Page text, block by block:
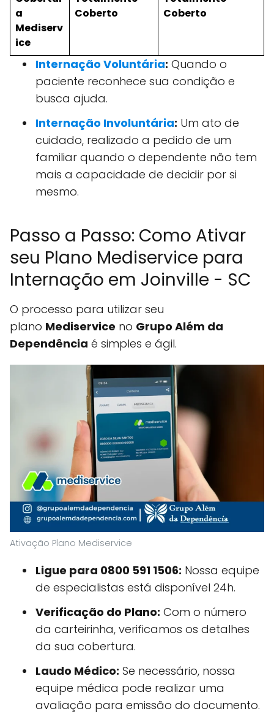
a
Mediserv
ice
Coberto
Coberto
Internação Voluntária: Quando o
paciente reconhece sua condição e
busca ajuda.
Internação Involuntária: Um ato de
cuidado, realizado a pedido de um
familiar quando o dependente não tem
mais a capacidade de decidir por si
mesmo.
Passo a Passo: Como Ativar
seu Plano Mediservice para
Internação em Joinville - SC
O processo para utilizar seu
plano Mediservice no Grupo Além da
Dependência é simples e ágil.
Ativação Plano Mediservice
Ligue para 0800 591 1506: Nossa equipe
de especialistas está disponível 24h.
Verificação do Plano: Com o número
da carteirinha, verificamos os detalhes
da sua cobertura.
Laudo Médico: Se necessário, nossa
equipe médica pode realizar uma
avaliação para emissão do documento.